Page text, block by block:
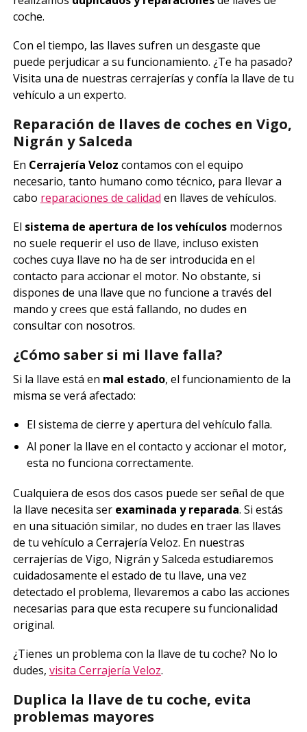
coche.
Con el tiempo, las llaves sufren un desgaste que
puede perjudicar a su funcionamiento. ¿Te ha pasado?
Visita una de nuestras cerrajerías y confía la llave de tu
vehículo a un experto.
Reparación de llaves de coches en Vigo,
Nigrán y Salceda
En Cerrajería Veloz contamos con el equipo
necesario, tanto humano como técnico, para llevar a
cabo reparaciones de calidad en llaves de vehículos.
El sistema de apertura de los vehículos modernos
no suele requerir el uso de llave, incluso existen
coches cuya llave no ha de ser introducida en el
contacto para accionar el motor. No obstante, si
dispones de una llave que no funcione a través del
mando y crees que está fallando, no dudes en
consultar con nosotros.
¿Cómo saber si mi llave falla?
Si la llave está en mal estado, el funcionamiento de la
misma se verá afectado:
El sistema de cierre y apertura del vehículo falla.
Al poner la llave en el contacto y accionar el motor,
esta no funciona correctamente.
Cualquiera de esos dos casos puede ser señal de que
la llave necesita ser examinada y reparada. Si estás
en una situación similar, no dudes en traer las llaves
de tu vehículo a Cerrajería Veloz. En nuestras
cerrajerías de Vigo, Nigrán y Salceda estudiaremos
cuidadosamente el estado de tu llave, una vez
detectado el problema, llevaremos a cabo las acciones
necesarias para que esta recupere su funcionalidad
original.
¿Tienes un problema con la llave de tu coche? No lo
dudes, visita Cerrajería Veloz.
Duplica la llave de tu coche, evita
problemas mayores